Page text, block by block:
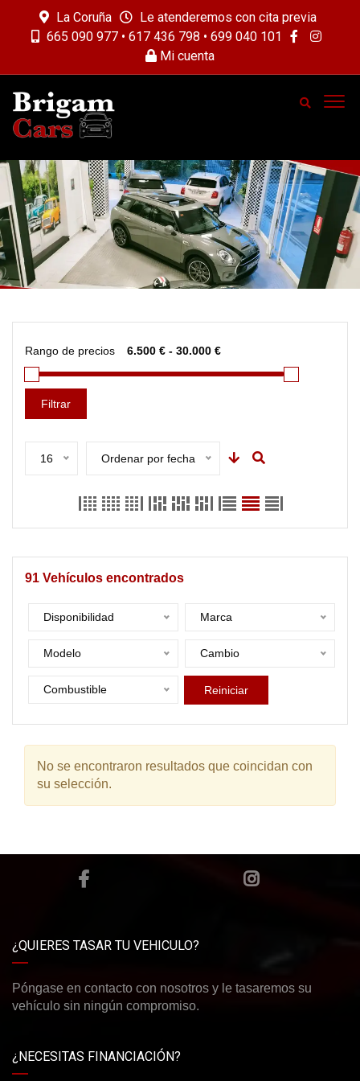
La Coruña
Le atenderemos con cita previa
665 090 977 • 617 436 798 • 699 040 101
Mi cuenta
Rango de precios
Filtrar
16 Ordenar por fecha
91 Vehículos encontrados
Disponibilidad Marca
Modelo Cambio
Combustible Reiniciar
No se encontraron resultados que coincidan con
su selección.
¿QUIERES TASAR TU VEHICULO?
Póngase en contacto con nosotros y le tasaremos su
vehículo sin ningún compromiso.
¿NECESITAS FINANCIACIÓN?